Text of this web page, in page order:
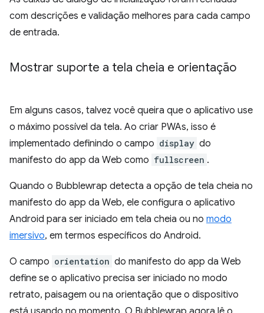
com descrições e validação melhores para cada campo
de entrada.
Mostrar suporte a tela cheia e orientação
Em alguns casos, talvez você queira que o aplicativo use
o máximo possível da tela. Ao criar PWAs, isso é
implementado definindo o campo display do
manifesto do app da Web como fullscreen .
Quando o Bubblewrap detecta a opção de tela cheia no
manifesto do app da Web, ele configura o aplicativo
Android para ser iniciado em tela cheia ou no modo
imersivo, em termos específicos do Android.
O campo orientation do manifesto do app da Web
define se o aplicativo precisa ser iniciado no modo
retrato, paisagem ou na orientação que o dispositivo